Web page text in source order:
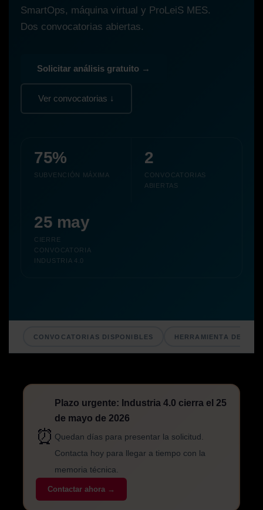
SmartOps, máquina virtual y ProLeiS MES.
Dos convocatorias abiertas.
Solicitar análisis gratuito →
Ver convocatorias ↓
75%
SUBVENCIÓN MÁXIMA
2
CONVOCATORIAS
ABIERTAS
25 may
CIERRE
CONVOCATORIA
INDUSTRIA 4.0
CONVOCATORIAS DISPONIBLES HERRAMIENTA DE
⏰
Plazo urgente: Industria 4.0 cierra el 25
de mayo de 2026
Quedan días para presentar la solicitud.
Contacta hoy para llegar a tiempo con la
memoria técnica.
Contactar ahora →